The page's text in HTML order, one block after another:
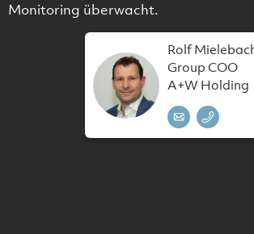
Monitoring überwacht.
Rolf
Group COO
A+W Holding